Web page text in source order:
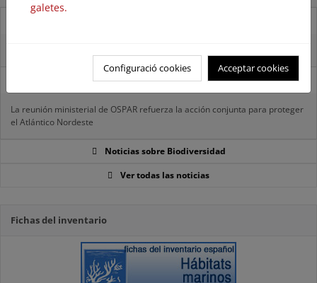
La reunión ministerial de OSPAR refuerza la acción conjunta para proteger
el Atlántico Nordeste
Noticias sobre Biodiversidad
Ver todas las noticias
Fichas del inventario
galetes.
Configuració cookies Acceptar cookies